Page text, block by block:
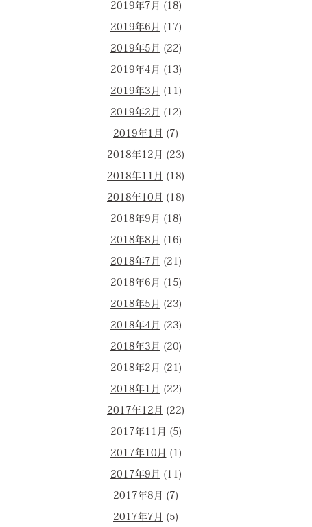
2019年7月 (18)
2019年6月 (17)
2019年5月 (22)
2019年4月 (13)
2019年3月 (11)
2019年2月 (12)
2019年1月 (7)
2018年12月 (23)
2018年11月 (18)
2018年10月 (18)
2018年9月 (18)
2018年8月 (16)
2018年7月 (21)
2018年6月 (15)
2018年5月 (23)
2018年4月 (23)
2018年3月 (20)
2018年2月 (21)
2018年1月 (22)
2017年12月 (22)
2017年11月 (5)
2017年10月 (1)
2017年9月 (11)
2017年8月 (7)
2017年7月 (5)